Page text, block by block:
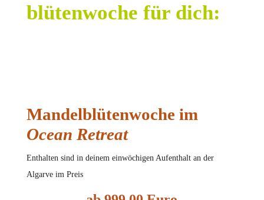
blüten­woche für dich:
Mandel­blüten­woche im
Ocean Retreat
Enthalten sind in deinem einwöchigen Aufenthalt an der
Algarve im Preis